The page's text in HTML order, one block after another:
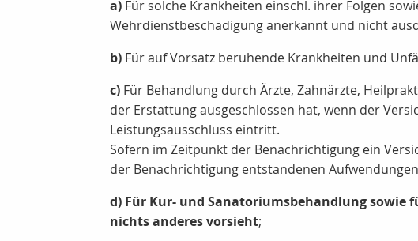
a) Für solche Krankheiten einschl. ihrer Folgen
Wehrdienstbeschädigung anerkannt und nicht
b) Für auf Vorsatz beruhende Krankheiten und
c) Für Behandlung durch Ärzte, Zahnärzte,
der Erstattung ausgeschlossen hat, wenn der
Leistungsausschluss eintritt.
Sofern im Zeitpunkt der Benachrichtigung ein
der Benachrichtigung entstandenen
d) Für Kur- und Sanatoriumsbehandlung
nichts anderes vorsieht;